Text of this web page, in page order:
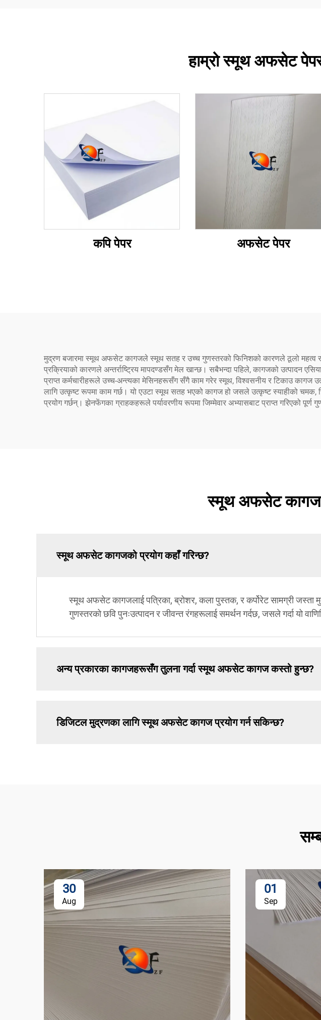
हाम्रो स्मूथ अफसेट
कपि पेपर अफसेट पेपर
मुद्रण बजारमा स्मूथ अफसेट कागजले स्मूथ सतह र उच्च गुणस्तरको फिनिशको कारणले ठूलो महत्व
प्रक्रियाको कारणले अन्तर्राष्ट्रिय मापदण्डसँग मेल खान्छ। सबैभन्दा पहिले, कागजको उत्पादन
प्राप्त कर्मचारीहरूले उच्च-अन्त्यका मेसिनहरूसँग सँगै काम गरेर स्मूथ, विश्वसनीय र टिकाउ कागज
लागि उत्कृष्ट रूपमा काम गर्छ। यो एउटा स्मूथ सतह भएको कागज हो जसले उत्कृष्ट स्याहीको
प्रयोग गर्छन्। झेनफेंगका ग्राहकहरूले पर्यावरणीय रूपमा जिम्मेवार अभ्यासबाट प्राप्त गरिएको
स्मूथ अफसेट
स्मूथ अफसेट कागजको प्रयोग कहाँ गरिन्छ?
स्मूथ अफसेट कागजलाई पत्रिका, ब्रोशर, कला पुस्तक, र कर्पोरेट सामग्री
गुणस्तरको छवि पुनःउत्पादन र जीवन्त रंगहरूलाई समर्थन गर्दछ, जसले गर्दा यो
अन्य प्रकारका कागजहरूसँग तुलना गर्दा स्मूथ अफसेट कागज कस्तो हुन्छ?
डिजिटल मुद्रणका लागि स्मूथ अफसेट कागज प्रयोग गर्न सकिन्छ?
30
Aug
01
Sep